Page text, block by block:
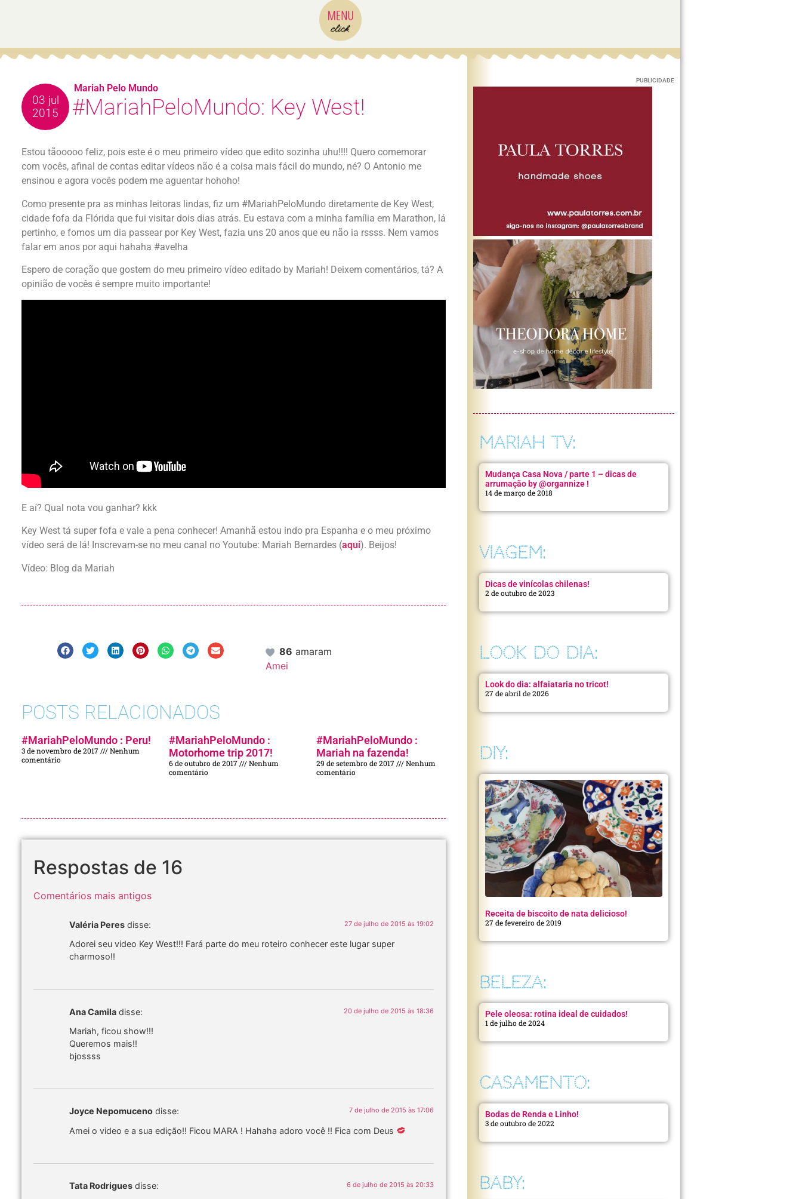
03 jul
2015
#MariahPeloMundo: Key West!
Estou tãooooo feliz, pois este é o meu primeiro vídeo que edito sozinha uhu!!!! Quero comemorar
com vocês, afinal de contas editar vídeos não é a coisa mais fácil do mundo, né? O Antonio me
ensinou e agora vocês podem me aguentar hohoho!
Como presente pra as minhas leitoras lindas, fiz um #MariahPeloMundo diretamente de Key West,
cidade fofa da Flórida que fui visitar dois dias atrás. Eu estava com a minha família em Marathon, lá
pertinho, e fomos um dia passear por Key West, fazia uns 20 anos que eu não ia rssss. Nem vamos
falar em anos por aqui hahaha #avelha
Espero de coração que gostem do meu primeiro vídeo editado by Mariah! Deixem comentários, tá? A
opinião de vocês é sempre muito importante!
E aí? Qual nota vou ganhar? kkk
Key West tá super fofa e vale a pena conhecer! Amanhã estou indo pra Espanha e o meu próximo
vídeo será de lá! Inscrevam-se no meu canal no Youtube: Mariah Bernardes (aqui). Beijos!
Vídeo: Blog da Mariah
86 amaram
Amei
POSTS RELACIONADOS
#MariahPeloMundo : Peru!
3 de novembro de 2017
Nenhum
comentário
#MariahPeloMundo :
Motorhome trip 2017!
6 de outubro de 2017
Nenhum
comentário
#MariahPeloMundo :
Mariah na fazenda!
29 de setembro de 2017
Nenhum
comentário
Respostas de 16
Comentários mais antigos
Valéria Peres disse: 27 de julho de 2015 às 19:02
Adorei seu video Key West!!! Fará parte do meu roteiro conhecer este lugar super
charmoso!!
Ana Camila disse: 20 de julho de 2015 às 18:36
Mariah, ficou show!!!
Queremos mais!!
bjossss
Joyce Nepomuceno disse: 7 de julho de 2015 às 17:06
Amei o video e a sua edição!! Ficou MARA ! Hahaha adoro você !! Fica com Deus
Tata Rodrigues disse: 6 de julho de 2015 às 20:33
Mariah Pelo Mundo
PUBLICIDADE
MARIAH TV:
Mudança Casa Nova / parte 1 – dicas de
arrumação by @organnize !
14 de março de 2018
VIAGEM:
Dicas de vinícolas chilenas!
2 de outubro de 2023
LOOK DO DIA:
Look do dia: alfaiataria no tricot!
27 de abril de 2026
DIY:
Receita de biscoito de nata delicioso!
27 de fevereiro de 2019
BELEZA:
Pele oleosa: rotina ideal de cuidados!
1 de julho de 2024
CASAMENTO:
Bodas de Renda e Linho!
3 de outubro de 2022
BABY: